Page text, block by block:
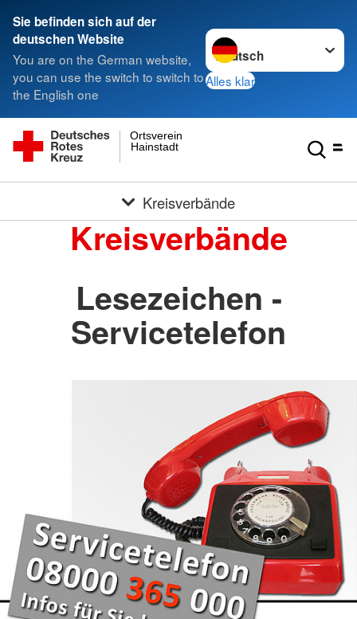
Sie befinden sich auf der
deutschen Website
You are on the German website,
you can use the switch to switch to
the English one
Sprache wechseln zu
Alles klar
Hainstadt
Ortsverein
Kreisverbände
Kreisverbände
Lesezeichen -
Servicetelefon